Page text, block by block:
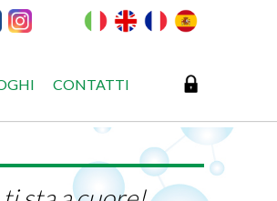
CONTATTI